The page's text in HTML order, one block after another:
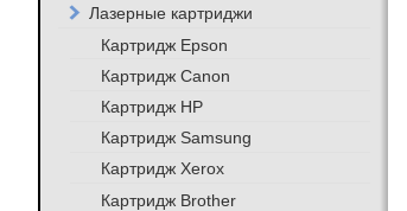
Лазерные картриджи
Картридж Epson
Картридж Canon
Картридж HP
Картридж Samsung
Картридж Xerox
Картридж Brother